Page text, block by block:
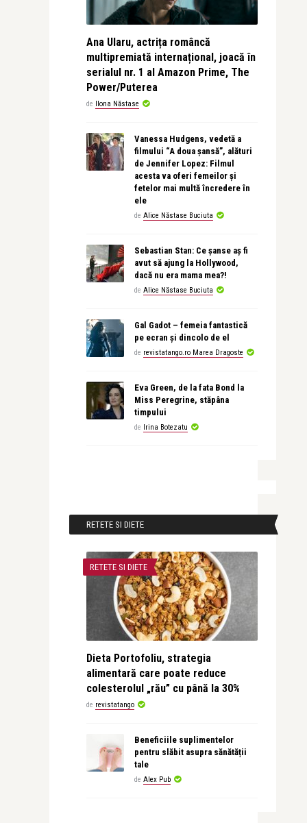
Ana Ularu, actrița româncă
multipremiată internațional, joacă în
serialul nr. 1 al Amazon Prime, The
Power/Puterea
de Ilona Năstase
Vanessa Hudgens, vedetă a
filmului “A doua șansă”, alături
de Jennifer Lopez: Filmul
acesta va oferi femeilor și
fetelor mai multă încredere în
ele
de Alice Năstase Buciuta
Sebastian Stan: Ce șanse aș fi
avut să ajung la Hollywood,
dacă nu era mama mea?!
de Alice Năstase Buciuta
Gal Gadot – femeia fantastică
pe ecran și dincolo de el
de revistatango.ro Marea Dragoste
Eva Green, de la fata Bond la
Miss Peregrine, stăpâna
timpului
de Irina Botezatu
RETETE SI DIETE
RETETE SI DIETE
Dieta Portofoliu, strategia
alimentară care poate reduce
colesterolul „rău” cu până la 30%
de revistatango
Beneficiile suplimentelor
pentru slăbit asupra sănătății
tale
de Alex Pub